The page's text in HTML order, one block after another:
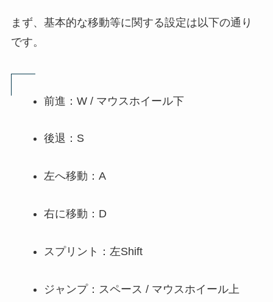
まず、基本的な移動等に関する設定は以下の通り
です。
前進：W / マウスホイール下
後退：S
左へ移動：A
右に移動：D
スプリント：左Shift
ジャンプ：スペース / マウスホイール上